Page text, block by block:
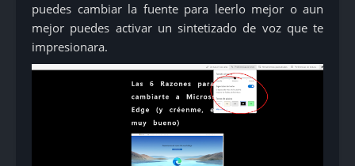
puedes cambiar la fuente para leerlo mejor o aun
mejor puedes activar un sintetizado de voz que te
impresionara.